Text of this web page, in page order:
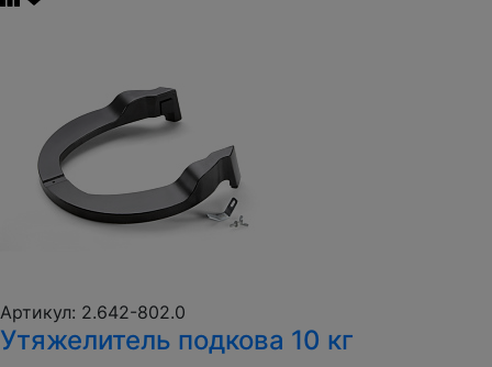
Артикул: 2.642-802.0
Утяжелитель подкова 10 кг